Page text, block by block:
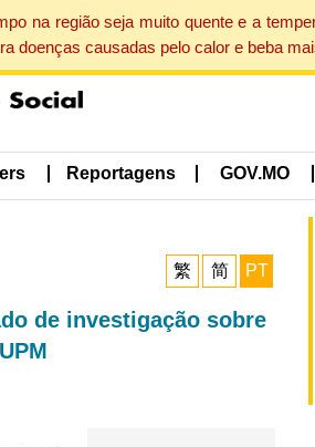
na região seja muito quente e a
causadas pelo calor e beba
Reportagens GOV.MO
繁 简 PT
de investigação sobre